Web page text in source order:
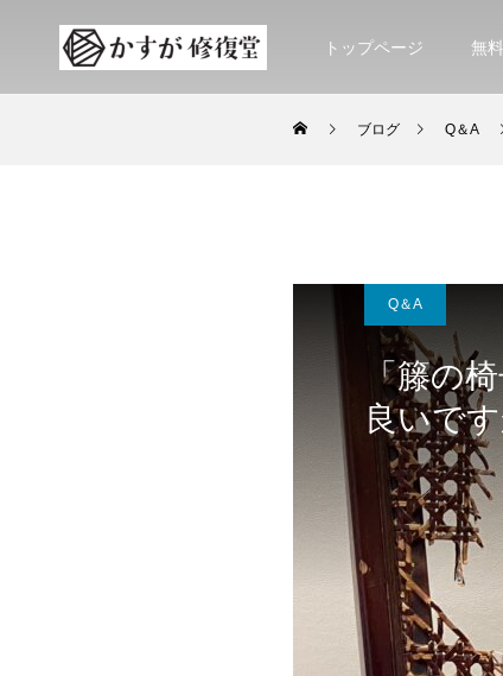
トップページ 無
ブログ Q＆A
Q＆A
「籐の
良いです